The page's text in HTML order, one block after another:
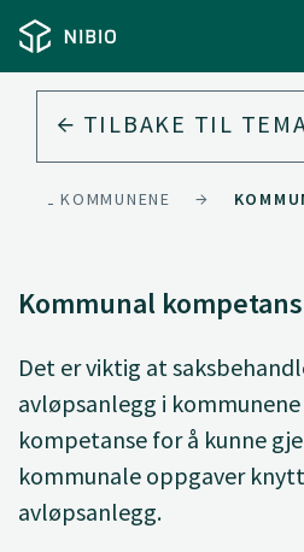
TILBAKE TIL
TIL KOMMUNENE
Kommunal
Det er viktig at
avløpsanlegg i
kompetanse for å kunne
kommunale oppgaver
avløpsanlegg.